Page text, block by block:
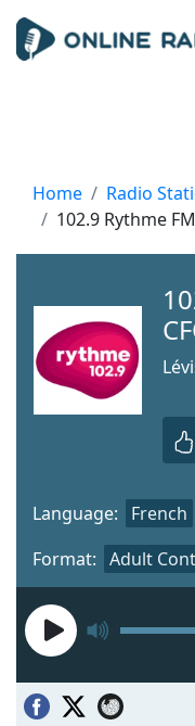
Home
Radio
102.9 Rythme
Format: Adult
Language: French